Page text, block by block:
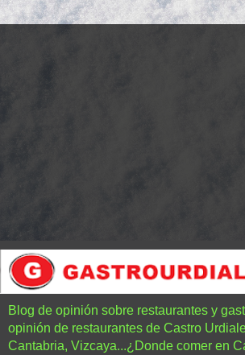
Blog de opinión sobre restaurantes y
opinión de restaurantes de Castro
Cantabria, Vizcaya...¿Donde comer en